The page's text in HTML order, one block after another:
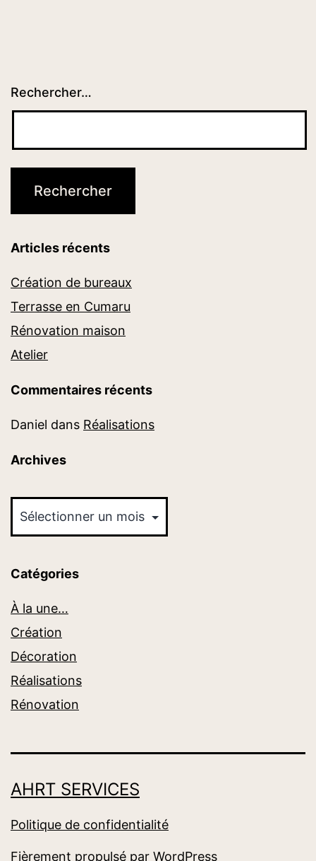
Rechercher…
Articles récents
Création de bureaux
Terrasse en Cumaru
Rénovation maison
Atelier
Commentaires récents
Daniel dans Réalisations
Archives
Catégories
À la une…
Création
Décoration
Réalisations
Rénovation
AHRT SERVICES
Politique de confidentialité
Fièrement propulsé par WordPress